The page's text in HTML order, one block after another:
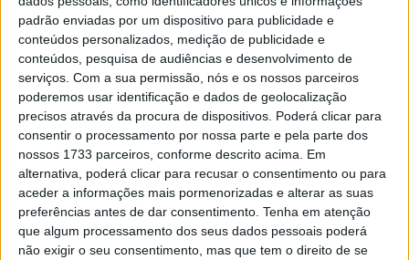
padrão enviadas por um dispositivo para publicidade e
conteúdos personalizados, medição de publicidade e
conteúdos, pesquisa de audiências e desenvolvimento de
serviços. Com a sua permissão, nós e os nossos parceiros
poderemos usar identificação e dados de geolocalização
precisos através da procura de dispositivos. Poderá clicar para
consentir o processamento por nossa parte e pela parte dos
nossos 1733 parceiros, conforme descrito acima. Em
alternativa, poderá clicar para recusar o consentimento ou para
aceder a informações mais pormenorizadas e alterar as suas
preferências antes de dar consentimento. Tenha em atenção
que algum processamento dos seus dados pessoais poderá
não exigir o seu consentimento, mas que tem o direito de se
Na lista de reforços da Academia de Andebol de São
Pedro do Sul ainda os nomes da guarda-redesBeatriz
Barradas(ex-CA Leça),Francisca JoãoeVera Costa
(ex-Maiastars), a angolanaAlexandra Shunu (ex-1.º de
Agosto), e as brasileirasBruna Simionato(ex-ZRK Vrbas)
eBruna Caroline(ex-Corinthians).
A Academia entra em competição no próximo fim-de-
semana para jornada dupla de arranque da I Divisão de
Andebol Feminino, domingo, sábado com a receção ao
Maiastars e no domingo, dia 25 de setembro, jogo no